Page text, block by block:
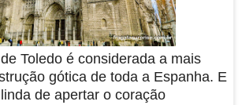
Toledo é considerada a mais
gótica de toda a Espanha. E
de apertar o coração